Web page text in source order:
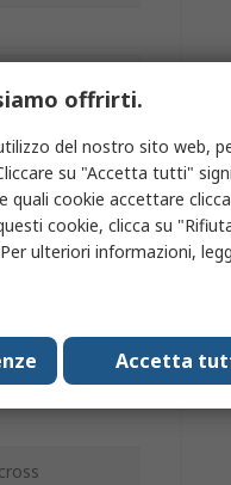
offrirti.
del nostro sito web,
su "Accetta tutti"
quali cookie accettare
cookie, clicca su
ulteriori informazioni,
Accetta